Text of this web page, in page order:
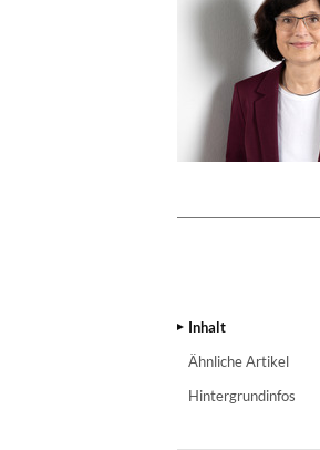
Inhalt
Ähnliche Artikel
Hintergrundinfos